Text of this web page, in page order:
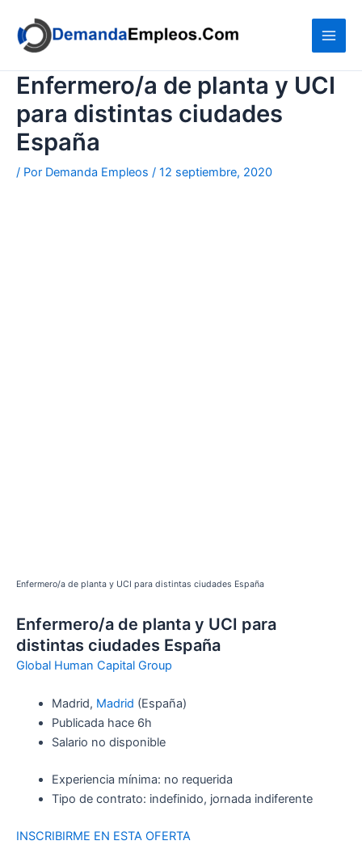
contenido
Enfermero/a de planta y UCI
para distintas ciudades
España
/ Por Demanda Empleos / 12 septiembre, 2020
Enfermero/a de planta y UCI para distintas ciudades España
Enfermero/a de planta y UCI para
distintas ciudades España
Global Human Capital Group
Madrid, Madrid (España)
Publicada hace 6h
Salario no disponible
Experiencia mínima: no requerida
Tipo de contrato: indefinido, jornada indiferente
INSCRIBIRME EN ESTA OFERTA